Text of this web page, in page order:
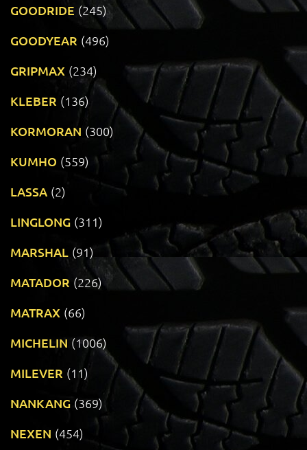
GOODRIDE (245)
GOODYEAR (496)
GRIPMAX (234)
KLEBER (136)
KORMORAN (300)
KUMHO (559)
LASSA (2)
LINGLONG (311)
MARSHAL (91)
MATADOR (226)
MATRAX (66)
MICHELIN (1006)
MILEVER (11)
NANKANG (369)
NEXEN (454)